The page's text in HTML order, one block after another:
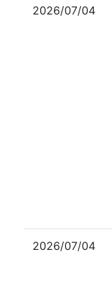
2026/07/04
2026/07/04